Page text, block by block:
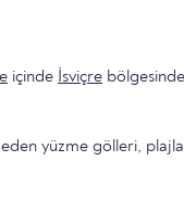
içinde İsviçre
yüzme gölleri,